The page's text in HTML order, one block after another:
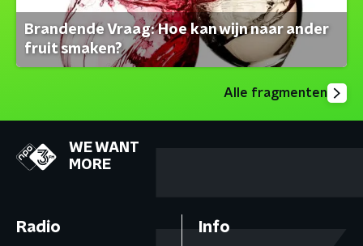
Brandende Vraag: Hoe kan wijn naar ander
fruit smaken?
Alle fragmenten
WE WANT
MORE
Radio Info